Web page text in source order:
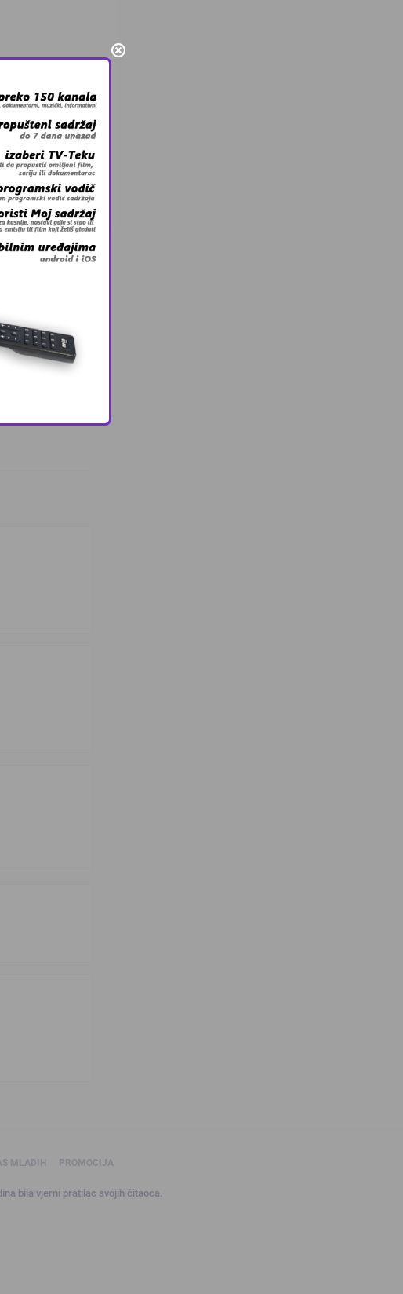
MLADIH PROMOCIJA
bila vjerni pratilac svojih čitaoca.